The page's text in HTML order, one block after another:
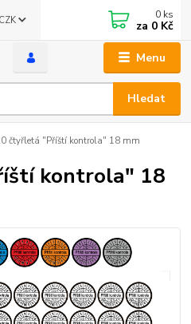
Menu
CZK
Hledat
0 ks
za 0 Kč
čtyřletá "Příští kontrola" 18 mm
kontrola" 18